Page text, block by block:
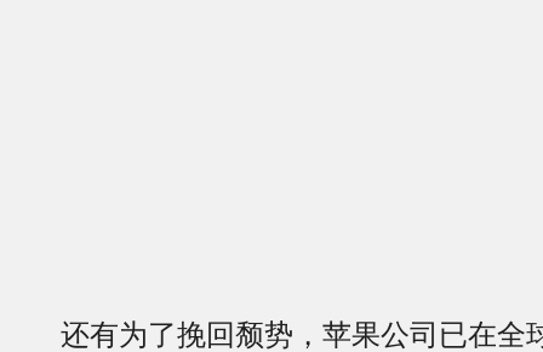
还有为了挽回颓势，苹果公司已在全